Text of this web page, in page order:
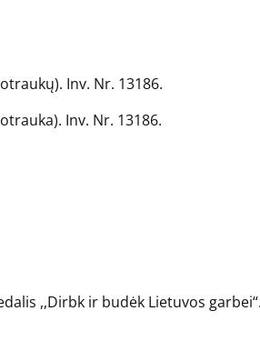
Inv. Nr. 13186.
Inv. Nr. 13186.
,,Dirbk ir budėk Lietuvos